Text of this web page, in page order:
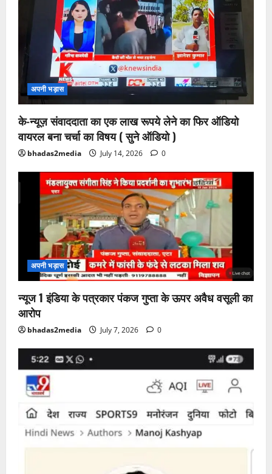
अपनी भड़ास
के-न्यूज़ संवाददाता का एक लाख रूपये लेने का फिर ऑडियो
वायरल बना चर्चा का विषय ( सुने ऑडियो )
bhadas2media July 14, 2026 0
अपनी भड़ास
न्यूज 1 इंडिया के पत्रकार पंकज गुप्ता के ऊपर अवैध वसूली का
आरोप
bhadas2media July 7, 2026 0